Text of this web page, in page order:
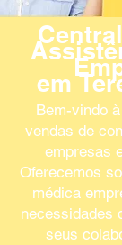
em
Bem-vindo
vendas de
empresas
Oferecemos
médica
necessidades
seus